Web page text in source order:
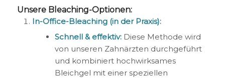
Unsere Bleaching-Optionen:
In-Office-Bleaching (in der Praxis):
Schnell & effektiv:Diese Methode wird
von unseren Zahnärzten durchgeführt
und kombiniert hochwirksames
Bleichgel mit einer speziellen